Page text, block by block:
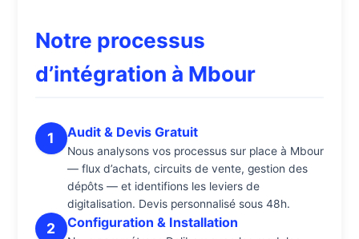
Notre processus
d’intégration à Mbour
1 Audit & Devis Gratuit
Nous analysons vos processus sur place à Mbour
— flux d’achats, circuits de vente, gestion des
dépôts — et identifions les leviers de
digitalisation. Devis personnalisé sous 48h.
2 Configuration & Installation